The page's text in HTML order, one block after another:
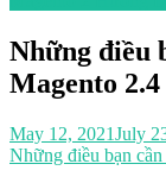
Những điều
Magento 2.4
May 12, 2021July
Những điều bạn